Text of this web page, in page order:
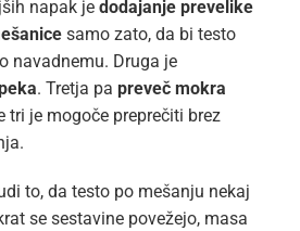
napak je dodajanje prevelike
samo zato, da bi testo
navadnemu. Druga je
. Tretja pa preveč mokra
tri je mogoče preprečiti brez
to, da testo po mešanju nekaj
se sestavine povežejo, masa